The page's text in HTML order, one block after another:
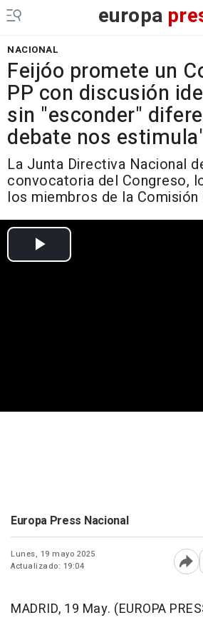
europa
NACIONAL
Feijóo promete un
PP con discusión
sin "esconder"
debate nos
La Junta Directiva Nacional
convocatoria del Congreso,
los miembros de la Comisión
Europa Press Nacional
Lunes, 19 mayo 2025
Actualizado: 19:04
MADRID, 19 May. (EUROPA